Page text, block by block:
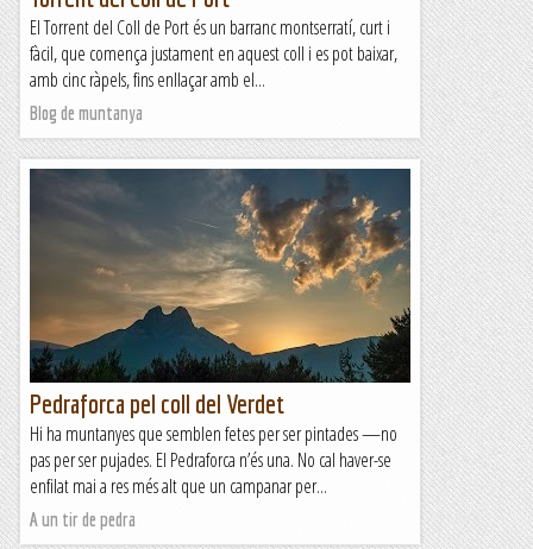
El Torrent del Coll de Port és un barranc montserratí, curt i
fàcil, que comença justament en aquest coll i es pot baixar,
amb cinc ràpels, fins enllaçar amb el...
Blog de muntanya
Pedraforca pel coll del Verdet
Hi ha muntanyes que semblen fetes per ser pintades —no
pas per ser pujades. El Pedraforca n’és una. No cal haver-se
enfilat mai a res més alt que un campanar per...
A un tir de pedra